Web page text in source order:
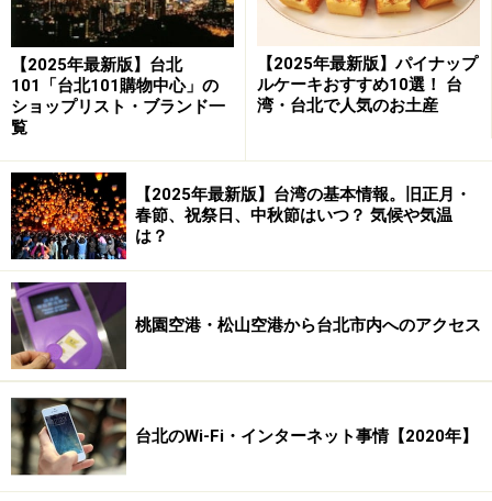
日月潭を観光する
蒋介石が母親を記念して建てたという慈恩堂 画像提供：台
湾観光局/郭尊仁撮影
日月潭周辺を観光するには4通りの方法があります。湖
の周りを走る環状バス、遊覧船、タクシー、あとは上級
者向けですがサイクリングという手段もあります。
環湖公車は日月潭の周りを回る環状バスで、水社旅遊服
務中心（水社ビジターセンター）を起点に朝霧碼頭や文
武廟、伊達邵、玄奘寺、玄光寺などを経由します。平
日、休日ともに1時間に1便で1日8便、一日乗車券は80台
湾元（約270円）です。車内は自転車も搭載できます。
水社旅遊服務中心で時刻表をもらうと便利です。
【2025年最新版】台北
101「台北101購物中心」の
ショップリスト・ブランド一
覧
【2025年最新版】パイナップ
ルケーキおすすめ10選！ 台
湾・台北で人気のお土産
【2025年最新版】台湾の基本情報。旧正月・
春節、祝祭日、中秋節はいつ？ 気候や気温
は？
桃園空港・松山空港から台北市内へのアクセス
台北のWi-Fi・インターネット事情【2020年】